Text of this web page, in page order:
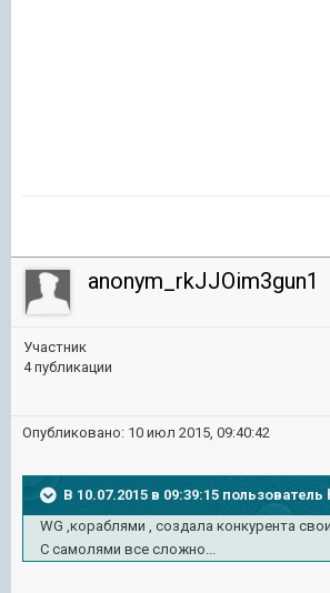
anonym_rkJJOim3gun1
Участник
4 публикации
Опубликовано: 10 июл 2015, 09:40:42
В 10.07.2015 в 09:39:15 пользователь
WG ,кораблями , создала конкурента
С самолями все сложно...